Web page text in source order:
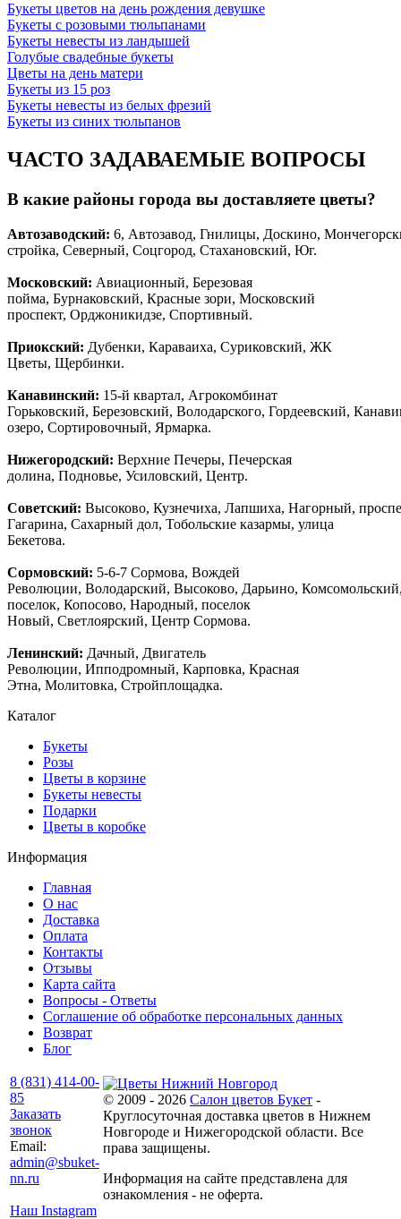
Букеты цветов на день рождения девушке
Букеты с розовыми тюльпанами
Букеты невесты из ландышей
Голубые свадебные букеты
Цветы на день матери
Букеты из 15 роз
Букеты невесты из белых фрезий
Букеты из синих тюльпанов
ЧАСТО ЗАДАВАЕМЫЕ ВОПРОСЫ
В какие районы города вы доставляете цветы?
Автозаводский: 6, Автозавод, Гнилицы, Доскино,
стройка, Северный, Соцгород, Стахановский, Юг.
Московский: Авиационный, Березовая
пойма, Бурнаковский, Красные зори, Московский
проспект, Орджоникидзе, Спортивный.
Приокский: Дубенки, Караваиха, Суриковский, ЖК
Цветы, Щербинки.
Канавинский: 15-й квартал, Агрокомбинат
Горьковский, Березовский, Володарского, Гордеевский,
озеро, Сортировочный, Ярмарка.
Нижегородский: Верхние Печеры, Печерская
долина, Подновье, Усиловский, Центр.
Советский: Высоково, Кузнечиха, Лапшиха, Нагорный,
Гагарина, Сахарный дол, Тобольские казармы, улица
Бекетова.
Сормовский: 5-6-7 Сормова, Вождей
Революции, Володарский, Высоково, Дарьино,
поселок, Копосово, Народный, поселок
Новый, Светлоярский, Центр Сормова.
Ленинский: Дачный, Двигатель
Революции, Ипподромный, Карповка, Красная
Этна, Молитовка, Стройплощадка.
Каталог
Букеты
Розы
Цветы в корзине
Букеты невесты
Подарки
Цветы в коробке
Информация
Главная
О нас
Доставка
Оплата
Контакты
Отзывы
Карта сайта
Вопросы - Ответы
Соглашение об обработке персональных данных
Возврат
Блог
8 (831) 414-00-
85
Заказать
звонок
Email:
admin@sbuket-
nn.ru
Наш Instagram
© 2009 - 2026 Салон цветов Букет -
Круглосуточная доставка цветов в Нижнем
Новгороде и Нижегородской области. Все
права защищены.
Информация на сайте представлена для
ознакомления - не оферта.